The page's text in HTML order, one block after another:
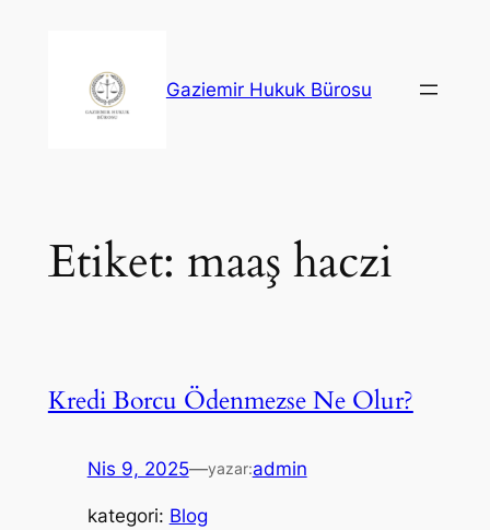
Gaziemir Hukuk Bürosu
Etiket: maaş haczi
Kredi Borcu Ödenmezse Ne Olur?
Nis 9, 2025—yazar:admin
kategori: Blog